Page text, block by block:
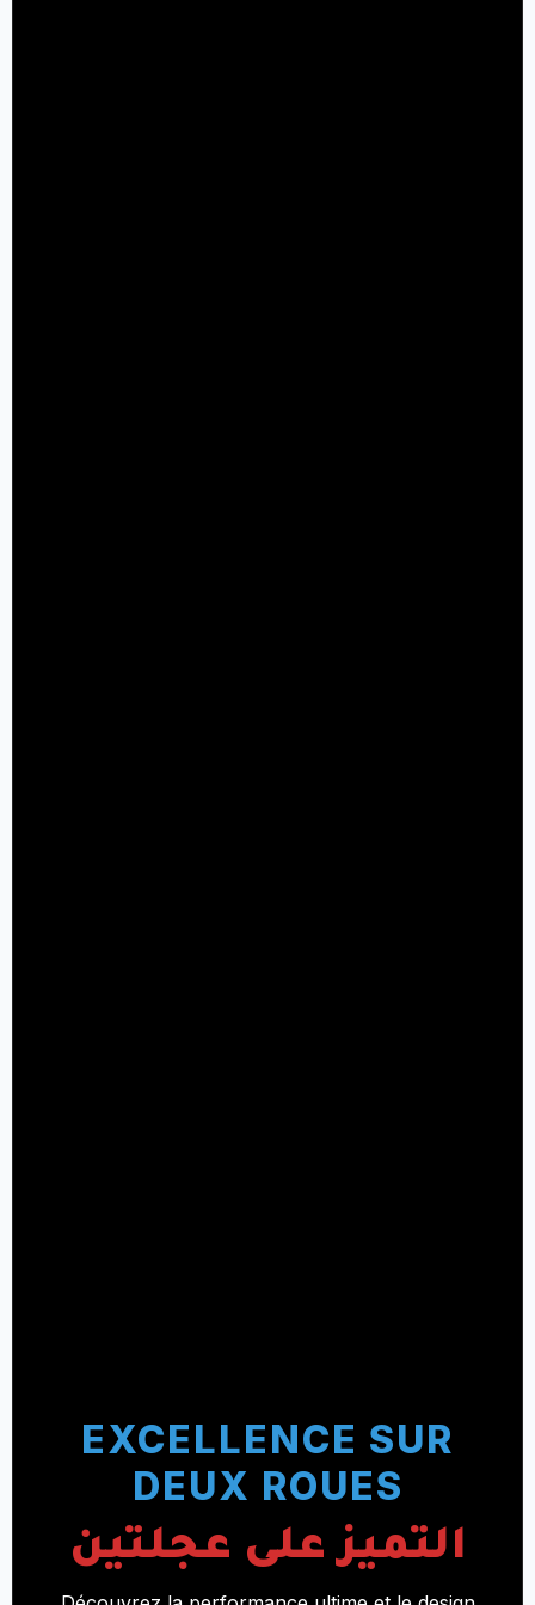
EXCELLENCE SUR
DEUX ROUES
التميز على عجلتين
MOBILITÉ URBAINE
REDÉFINIE
التنقل الحضري